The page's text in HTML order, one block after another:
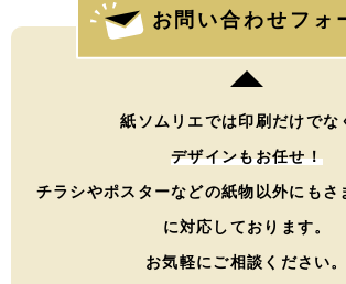
お問い合わせフォ
紙ソムリエでは印刷だけでな
デザインもお任せ！
チラシやポスターなどの紙物以外にもさ
に対応しております。
お気軽にご相談ください。